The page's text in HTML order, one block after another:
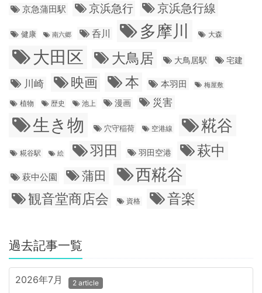
京急蒲田駅 京浜急行 京浜急行線
健康 南六郷 呑川 多摩川 大森
大田区 大鳥居 大鳥居駅 宅建
川崎 映画 本 本羽田 梅屋敷
植物 歴史 池上 漫画 災害
生き物 穴守稲荷 空港線 糀谷
糀谷駅 絵 羽田 羽田空港 萩中
萩中公園 蒲田 西糀谷
観音堂商店会 資格 音楽
過去記事一覧
2026年7月 2 article